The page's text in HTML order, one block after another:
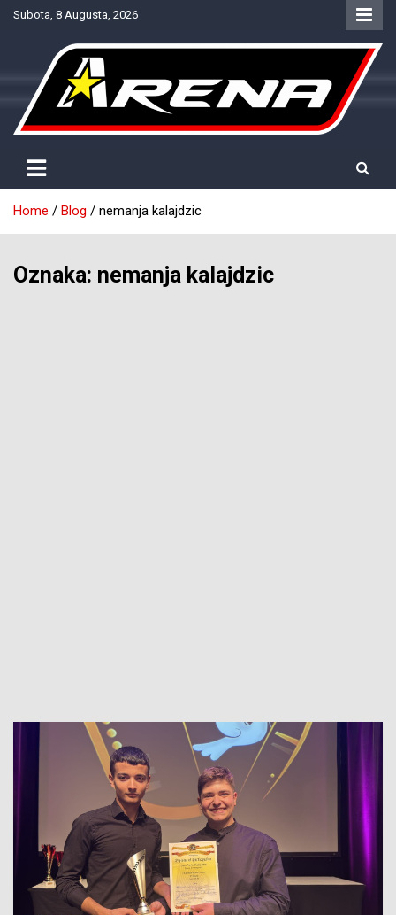
SkipSubota, 8 Augusta, 2026
NTV Arena
Home Blog nemanja kalajdzic
Oznaka: nemanja kalajdzic